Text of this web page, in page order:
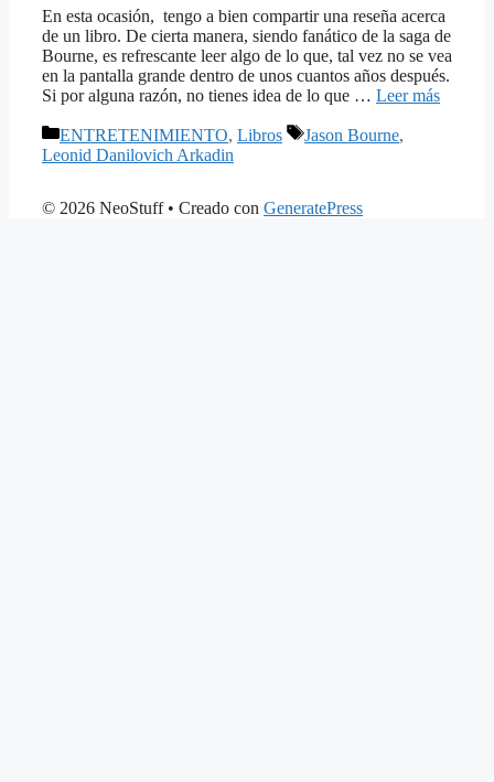
En esta ocasión, tengo a bien compartir una reseña acerca
de un libro. De cierta manera, siendo fanático de la saga de
Bourne, es refrescante leer algo de lo que, tal vez no se vea
en la pantalla grande dentro de unos cuantos años después.
Si por alguna razón, no tienes idea de lo que … Leer más
Categorías
ENTRETENIMIENTO, Libros Etiquetas
Jason Bourne,
Leonid Danilovich Arkadin
© 2026 NeoStuff• Creado con GeneratePress